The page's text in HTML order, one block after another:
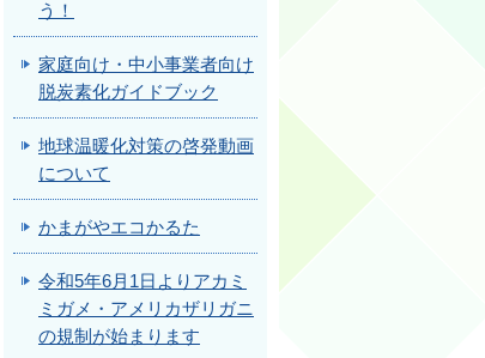
う！
家庭向け・中小事業者向け
脱炭素化ガイドブック
地球温暖化対策の啓発動画
について
かまがやエコかるた
令和5年6月1日よりアカミ
ミガメ・アメリカザリガニ
の規制が始まります